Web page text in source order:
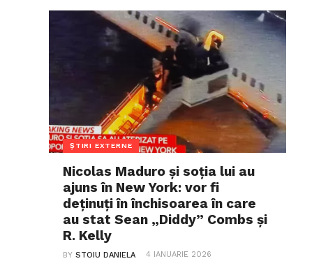
ȘTIRI EXTERNE
Nicolas Maduro și soția lui au
ajuns în New York: vor fi
deținuți în închisoarea în care
au stat Sean „Diddy” Combs și
R. Kelly
BYSTOIU DANIELA 4 IANUARIE 2026